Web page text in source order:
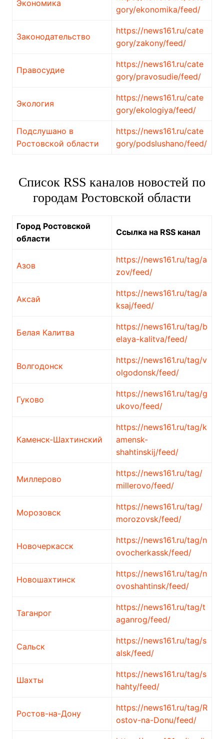
Экономика
gory/ekonomika/feed/
Законодательство
https://news161.ru/cate
gory/zakony/feed/
Правосудие
https://news161.ru/cate
gory/pravosudie/feed/
Экология
https://news161.ru/cate
gory/ekologiya/feed/
Подслушано в
Ростовской области
https://news161.ru/cate
gory/podslushano/feed/
Список RSS каналов новостей по
городам Ростовской области
Город Ростовской
области
Ссылка на RSS канал
Азов
https://news161.ru/tag/a
zov/feed/
Аксай
https://news161.ru/tag/a
ksaj/feed/
Белая Калитва
https://news161.ru/tag/b
elaya-kalitva/feed/
Волгодонск
https://news161.ru/tag/v
olgodonsk/feed/
Гуково
https://news161.ru/tag/g
ukovo/feed/
Каменск-Шахтинский
https://news161.ru/tag/k
amensk-
shahtinskij/feed/
Миллерово
https://news161.ru/tag/
millerovo/feed/
Морозовск
https://news161.ru/tag/
morozovsk/feed/
Новочеркасск
https://news161.ru/tag/n
ovocherkassk/feed/
Новошахтинск
https://news161.ru/tag/n
ovoshahtinsk/feed/
Таганрог
https://news161.ru/tag/t
aganrog/feed/
Сальск
https://news161.ru/tag/s
alsk/feed/
Шахты
https://news161.ru/tag/s
hahty/feed/
Ростов-на-Дону
https://news161.ru/tag/R
ostov-na-Donu/feed/